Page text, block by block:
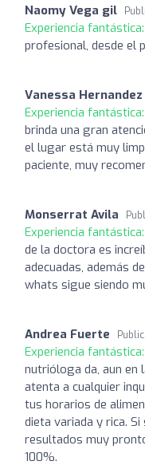
Naomy Vega gil
Experiencia fantástica:
profesional, desde el
Vanessa Hernandez
Experiencia fantástica:
brinda una gran
el lugar está muy
paciente, muy
Monserrat Avila
Experiencia fantástica:
de la doctora es
adecuadas, además
whats sigue siendo
Andrea Fuerte
Experiencia fantástica:
nutrióloga da, aun en
atenta a cualquier
tus horarios de
dieta variada y rica.
resultados muy
100%.